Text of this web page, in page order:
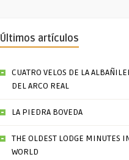
Últimos artículos
CUATRO VELOS DE LA
DEL ARCO REAL
LA PIEDRA BOVEDA
THE OLDEST LODGE MINUTES
WORLD